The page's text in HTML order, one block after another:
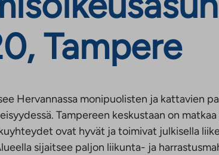
Tampere
Hervannassa monipuolisten ja kattavien
Tampereen keskustaan on
ovat hyvät ja toimivat julkisella
sijaitsee paljon liikunta- ja